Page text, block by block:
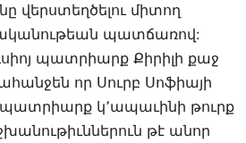
վերստեղծելու միտող
պատճառով:
պատրիարք Քիրիլի քաջ
որ Սուրբ Սոֆիայի
կ՚ապաւինի թուրք
թէ անոր